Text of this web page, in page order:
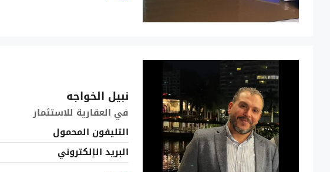
نبيل الخواجه
في العقارية للاستثمار
التليفون المحمول
البريد الإلكتروني